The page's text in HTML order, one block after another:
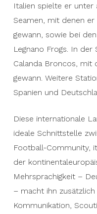
Italien spielte er unter
Seamen, mit denen
gewann, sowie bei
Legnano Frogs. In der
Calanda Broncos, mit
gewann. Weitere
Spanien und
Diese internationale
ideale Schnittstelle
Football-Community,
der
Mehrsprachigkeit –
– macht ihn
Kommunikation,